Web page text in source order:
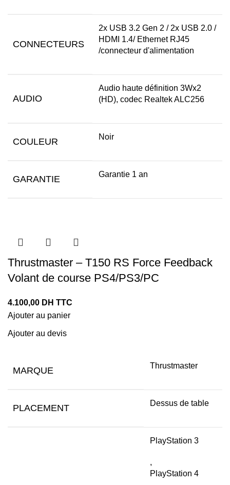
CONNECTEURS
2x USB 3.2 Gen 2 / 2x USB 2.0 /
HDMI 1.4/ Ethernet RJ45
/connecteur d'alimentation
AUDIO
Audio haute définition 3Wx2
(HD), codec Realtek ALC256
COULEUR Noir
GARANTIE Garantie 1 an
Thrustmaster – T150 RS Force Feedback
Volant de course PS4/PS3/PC
4.100,00 DH TTC
Ajouter au panier
Ajouter au devis
MARQUE Thrustmaster
PLACEMENT Dessus de table
PlayStation 3
,
PlayStation 4